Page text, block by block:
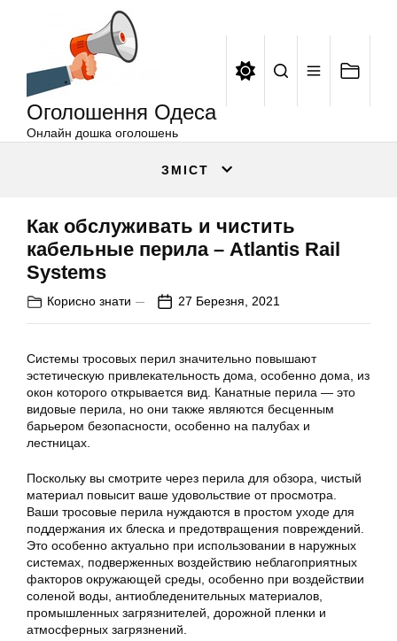
Оголошення Одеса
Онлайн дошка оголошень
ЗМІСТ
Как обслуживать и чистить
кабельные перила – Atlantis Rail
Systems
Корисно знати 27 Березня, 2021
Системы тросовых перил значительно повышают
эстетическую привлекательность дома, особенно дома, из
окон которого открывается вид. Канатные перила — это
видовые перила, но они также являются бесценным
барьером безопасности, особенно на палубах и
лестницах.
Поскольку вы смотрите через перила для обзора, чистый
материал повысит ваше удовольствие от просмотра.
Ваши тросовые перила нуждаются в простом уходе для
поддержания их блеска и предотвращения повреждений.
Это особенно актуально при использовании в наружных
системах, подверженных воздействию неблагоприятных
факторов окружающей среды, особенно при воздействии
соленой воды, антиобледенительных материалов,
промышленных загрязнителей, дорожной пленки и
атмосферных загрязнений.